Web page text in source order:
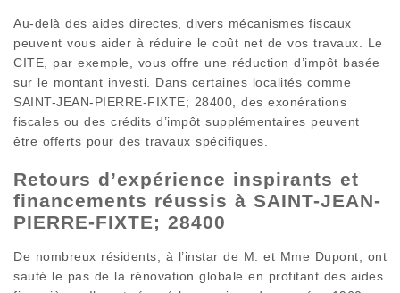
Au-delà des aides directes, divers mécanismes fiscaux
peuvent vous aider à réduire le coût net de vos travaux. Le
CITE, par exemple, vous offre une réduction d’impôt basée
sur le montant investi. Dans certaines localités comme
SAINT-JEAN-PIERRE-FIXTE; 28400, des exonérations
fiscales ou des crédits d’impôt supplémentaires peuvent
être offerts pour des travaux spécifiques.
Retours d’expérience inspirants et
financements réussis à SAINT-JEAN-
PIERRE-FIXTE; 28400
De nombreux résidents, à l’instar de M. et Mme Dupont, ont
sauté le pas de la rénovation globale en profitant des aides